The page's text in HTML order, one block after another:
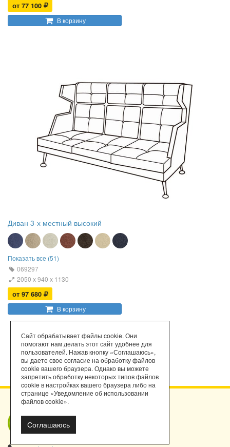
от 77 100
В корзину
Диван 3-х местный высокий
Показать все (51)
069297
2050 х 940 х 1130
от 97 680
В корзину
Мы работаем
с порталом
поставщиков!
Сайт обрабатывает файлы cookie. Они
помогают нам делать этот сайт удобнее для
пользователей. Нажав кнопку «Соглашаюсь»,
вы даете свое согласие на обработку файлов
cookie вашего браузера. Однако вы можете
запретить обработку некоторых типов файлов
cookie в настройках вашего браузера либо на
странице «Уведомление об использовании
файлов cookie».
Соглашаюсь